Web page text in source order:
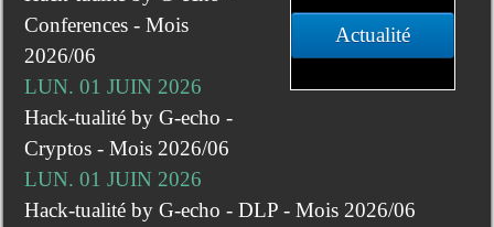
Actualité
Conferences - Mois
2026/06
LUN. 01 JUIN 2026
Hack-tualité by G-echo -
Cryptos - Mois 2026/06
LUN. 01 JUIN 2026
Hack-tualité by G-echo - DLP - Mois 2026/06